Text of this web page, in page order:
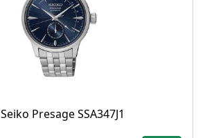
Seiko Presage SSA347J1